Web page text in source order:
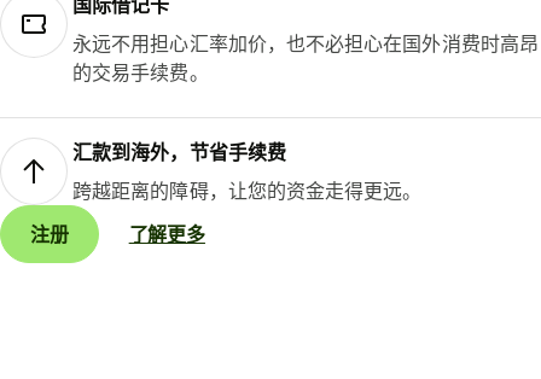
国际借记卡
永远不用担心汇率加价，也不必担心在国外消费时高昂
的交易手续费。
汇款到海外，节省手续费
跨越距离的障碍，让您的资金走得更远。
注册
了解更多